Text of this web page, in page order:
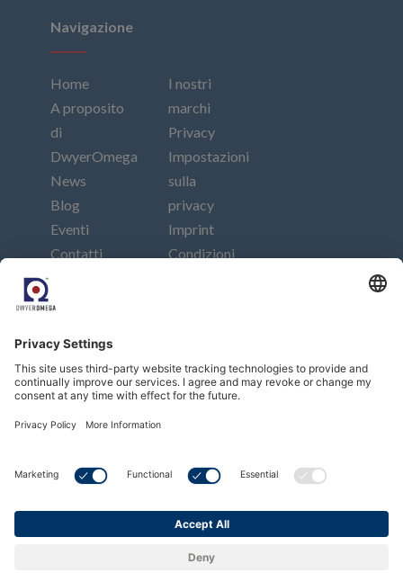
Navigazione
Home
A proposito
di
DwyerOmega
News
Blog
Eventi
Contatti
I nostri
marchi
Privacy
Impostazioni
sulla
privacy
Imprint
Condizioni
Collegati
Iscriviti alla nostra newsletter
Abbonarsi
Copyright © Dwyer Instruments, LLC. All Rights